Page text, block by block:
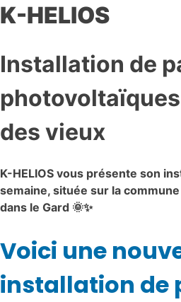
K-HELIOS
Installation de
des vieux
K-HELIOS vous présente son
semaine, située sur la
dans le Gard 🌞✨
Voici une
installation de